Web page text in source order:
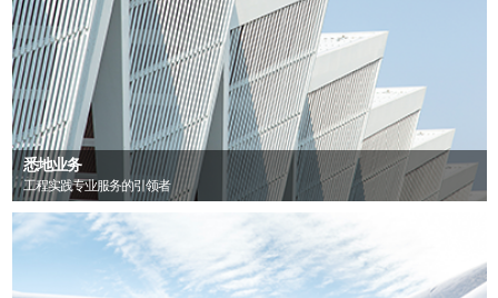
悉地业务
工程实践专业服务的引领者